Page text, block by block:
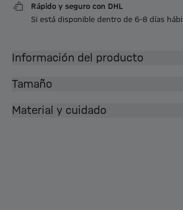
Rápido y seguro con DHL
Si está disponible dentro de 6-8 días
Información del producto
Tamaño
Material y cuidado